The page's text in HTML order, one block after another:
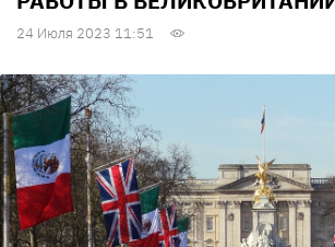
24 Июля 2023 11:51